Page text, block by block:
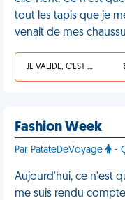
tout les tapis que je
venait de mes
JE VALIDE, C'EST UNE VDM
Fashion Week
Par PatateDeVoyage -
Aujourd'hui, ce n'est
me suis rendu